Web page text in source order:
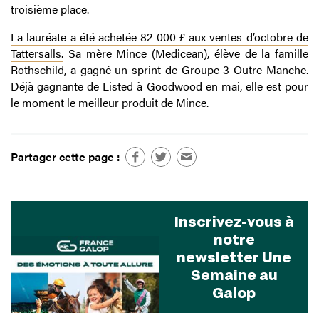
troisième place.
La lauréate a été achetée 82 000 £ aux ventes d’octobre de
Tattersalls. Sa mère Mince (Medicean), élève de la famille
Rothschild, a gagné un sprint de Groupe 3 Outre-Manche.
Déjà gagnante de Listed à Goodwood en mai, elle est pour
le moment le meilleur produit de Mince.
Partager cette page :
Inscrivez-vous à
notre
newsletter Une
Semaine au
Galop